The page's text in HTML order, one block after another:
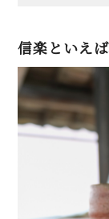
信楽といえ